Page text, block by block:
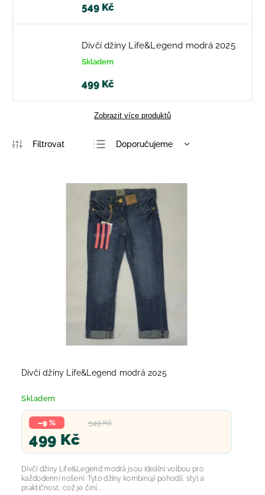
549 Kč
Dívčí džíny Life&Legend modrá 2025
Skladem
499 Kč
Zobrazit více produktů
Doporučujeme
Nejdražší
Nejprodávanější
Abecedně
Dívčí džíny Life&Legend modrá 2025
Skladem
549 Kč
–9 %
499 Kč
Dívčí džíny Life&Legend modrá jsou ideální volbou pro
každodenní nošení. Tyto džíny kombinují pohodlí, styl a
praktičnost, což je činí...